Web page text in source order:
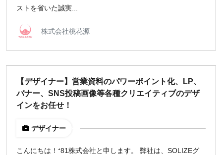
ストを省いた誠実...
株式会社桃花源
【デザイナー】営業資料のパワーポイント化、LP、
バナー、SNS投稿画像等各種クリエイティブのデザ
インをお任せ！
デザイナー
こんにちは！⁺81株式会社と申します。 弊社は、SOLIZEグ